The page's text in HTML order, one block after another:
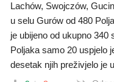
Lachów, Swojczów,
u selu Gurów od 480
je ubijeno od ukupno 340
Poljaka samo 20 uspjelo
desetak njih preživjelo je